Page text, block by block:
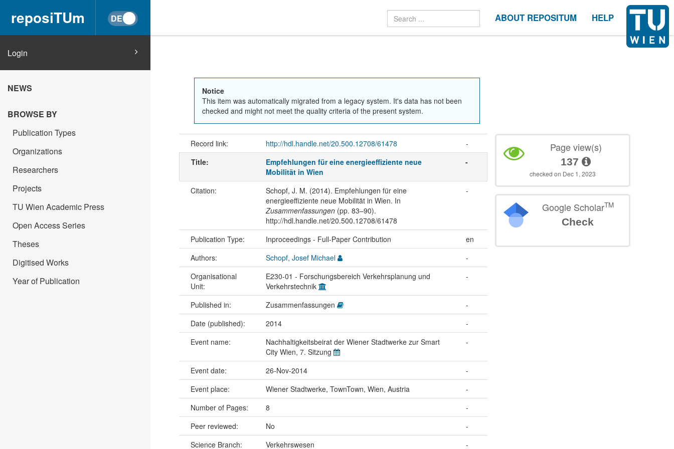
reposiTUm ABOUT REPOSITUM HELP
Login
NEWS
BROWSE BY
Publication Types
Organizations
Researchers
Projects
TU Wien Academic Press
Open Access Series
Theses
Digitised Works
Year of Publication
Notice
This item was automatically migrated from a legacy system. It's data has not been
checked and might not meet the quality criteria of the present system.
Record link: http://hdl.handle.net/20.500.12708/61478
-
Title:
Empfehlungen für eine energieeffiziente neue
Mobilität in Wien
-
Citation:
Schopf, J. M. (2014). Empfehlungen für eine
energieeffiziente neue Mobilität in Wien. In
Zusammenfassungen(pp. 83–90).
http://hdl.handle.net/20.500.12708/61478
-
Publication Type: Inproceedings - Full-Paper Contribution
en
Authors:
Schopf, Josef Michael
-
Organisational
Unit:
E230-01 - Forschungsbereich Verkehrsplanung und
Verkehrstechnik
-
Published in: Zusammenfassungen
-
Date (published):
2014
-
Event name:
Nachhaltigkeitsbeirat der Wiener Stadtwerke zur Smart
City Wien, 7. Sitzung
-
Event date: 26-Nov-2014
-
Event place:
Wiener Stadtwerke, TownTown, Wien, Austria
-
Number of Pages:
8
-
Peer reviewed:
No
-
Science Branch:
Verkehrswesen -
Page view(s)
137
checked on Dec 1, 2023
Google ScholarTM
Check